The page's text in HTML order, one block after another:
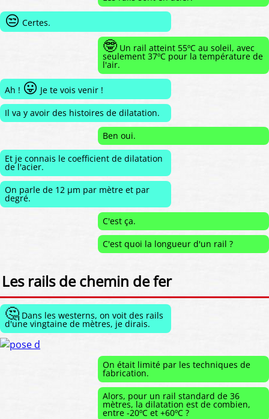
😒 Certes.
🤓 Un rail atteint 55ºC au soleil, avec
seulement 37ºC pour la température de
l'air.
Ah ! 😛 Je te vois venir !
Il va y avoir des histoires de dilatation.
Ben oui.
Et je connais le coefficient de dilatation
de l'acier.
On parle de 12 μm par mètre et par
degré.
C'est ça.
C'est quoi la longueur d'un rail ?
Les rails de chemin de fer
🤔 Dans les westerns, on voit des rails
d'une vingtaine de mètres, je dirais.
On était limité par les techniques de
fabrication.
Alors, pour un rail standard de 36
mètres, la dilatation est de combien,
entre -20ºC et +60ºC ?